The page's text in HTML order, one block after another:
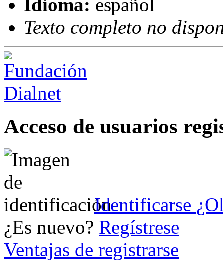
Idioma: español
Texto completo no
Acceso de usuarios
Identificarse
¿Es nuevo? Regístrese
Ventajas de registrarse